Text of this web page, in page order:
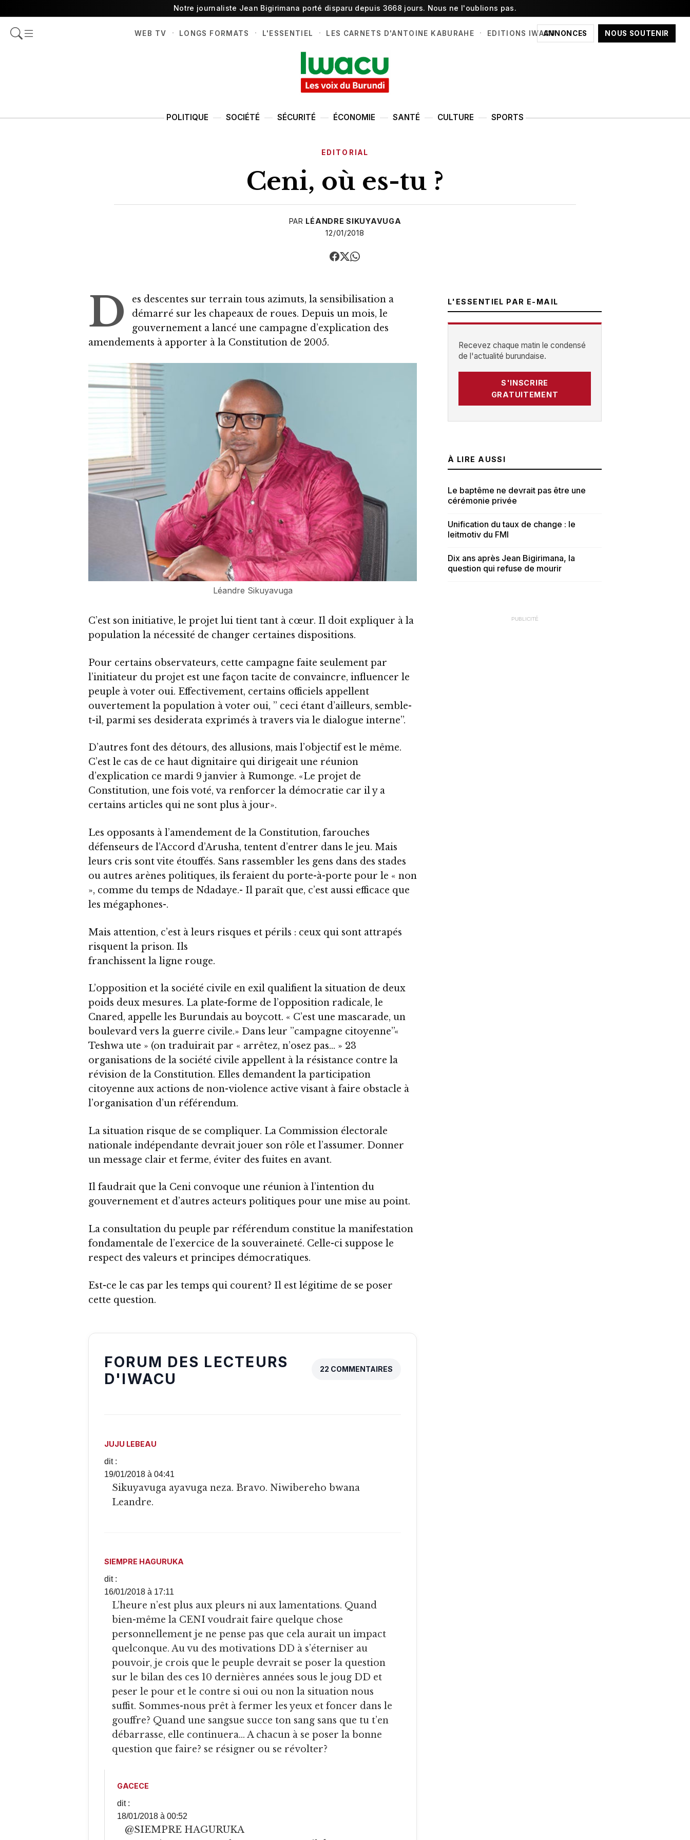
Notre journaliste Jean Bigirimana porté disparu depuis 3668 jours. Nous ne l'oublions pas.
ANNONCES NOUS SOUTENIR
WEB TV · LONGS FORMATS · L'ESSENTIEL · LES CARNETS D'ANTOINE KABURAHE · EDITIONS IWACU
POLITIQUE SOCIÉTÉ SÉCURITÉ ÉCONOMIE SANTÉ CULTURE SPORTS
EDITORIAL
Ceni, où es-tu ?
PAR LÉANDRE SIKUYAVUGA
12/01/2018
D
es descentes sur terrain tous azimuts, la sensibilisation a
démarré sur les chapeaux de roues. Depuis un mois, le
gouvernement a lancé une campagne d’explication des
amendements à apporter à la Constitution de 2005.
Léandre Sikuyavuga
C’est son initiative, le projet lui tient tant à cœur. Il doit expliquer à la
population la nécessité de changer certaines dispositions.
Pour certains observateurs, cette campagne faite seulement par
l’initiateur du projet est une façon tacite de convaincre, influencer le
peuple à voter oui. Effectivement, certains officiels appellent
ouvertement la population à voter oui, ’’ ceci étant d’ailleurs, semble-
t-il, parmi ses desiderata exprimés à travers via le dialogue interne’’.
D’autres font des détours, des allusions, mais l’objectif est le même.
C’est le cas de ce haut dignitaire qui dirigeait une réunion
d’explication ce mardi 9 janvier à Rumonge. «Le projet de
Constitution, une fois voté, va renforcer la démocratie car il y a
certains articles qui ne sont plus à jour».
Les opposants à l’amendement de la Constitution, farouches
défenseurs de l’Accord d’Arusha, tentent d’entrer dans le jeu. Mais
leurs cris sont vite étouffés. Sans rassembler les gens dans des stades
ou autres arènes politiques, ils feraient du porte-à-porte pour le « non
», comme du temps de Ndadaye.- Il paraît que, c’est aussi efficace que
les mégaphones-.
Mais attention, c’est à leurs risques et périls : ceux qui sont attrapés
risquent la prison. Ils
franchissent la ligne rouge.
L’opposition et la société civile en exil qualifient la situation de deux
poids deux mesures. La plate-forme de l’opposition radicale, le
Cnared, appelle les Burundais au boycott. « C’est une mascarade, un
boulevard vers la guerre civile.» Dans leur ’’campagne citoyenne’’«
Teshwa ute » (on traduirait par « arrêtez, n’osez pas… » 23
organisations de la société civile appellent à la résistance contre la
révision de la Constitution. Elles demandent la participation
citoyenne aux actions de non-violence active visant à faire obstacle à
l’organisation d’un référendum.
La situation risque de se compliquer. La Commission électorale
nationale indépendante devrait jouer son rôle et l’assumer. Donner
un message clair et ferme, éviter des fuites en avant.
Il faudrait que la Ceni convoque une réunion à l’intention du
gouvernement et d’autres acteurs politiques pour une mise au point.
La consultation du peuple par référendum constitue la manifestation
fondamentale de l’exercice de la souveraineté. Celle-ci suppose le
respect des valeurs et principes démocratiques.
Est-ce le cas par les temps qui courent? Il est légitime de se poser
cette question.
FORUM DES LECTEURS
D'IWACU
22 COMMENTAIRES
JUJU LEBEAU
dit :
19/01/2018 à 04:41
Sikuyavuga ayavuga neza. Bravo. Niwibereho bwana
Leandre.
SIEMPRE HAGURUKA
dit :
16/01/2018 à 17:11
L’heure n’est plus aux pleurs ni aux lamentations. Quand
bien-même la CENI voudrait faire quelque chose
personnellement je ne pense pas que cela aurait un impact
quelconque. Au vu des motivations DD à s’éterniser au
pouvoir, je crois que le peuple devrait se poser la question
sur le bilan des ces 10 dernières années sous le joug DD et
peser le pour et le contre si oui ou non la situation nous
suffit. Sommes-nous prêt à fermer les yeux et foncer dans le
gouffre? Quand une sangsue succe ton sang sans que tu t’en
débarrasse, elle continuera… A chacun à se poser la bonne
question que faire? se résigner ou se révolter?
GACECE
dit :
18/01/2018 à 00:52
@SIEMPRE HAGURUKA
L'ESSENTIEL PAR E-MAIL
Recevez chaque matin le condensé
de l'actualité burundaise.
S'INSCRIRE
GRATUITEMENT
À LIRE AUSSI
Le baptême ne devrait pas être une
cérémonie privée
Unification du taux de change : le
leitmotiv du FMI
Dix ans après Jean Bigirimana, la
question qui refuse de mourir
PUBLICITÉ